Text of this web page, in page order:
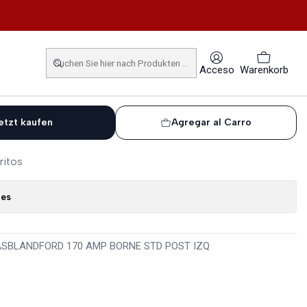
Acceso Warenkorb
170 AMP
BY LUCAS BLANDFORD
Agregar al Carro
kaufen
170 AMP BORNE STD POST IZQ